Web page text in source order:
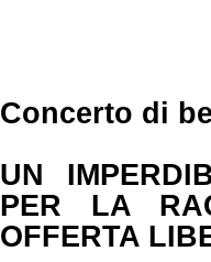
Concerto di
UN
PER LA
OFFERTA